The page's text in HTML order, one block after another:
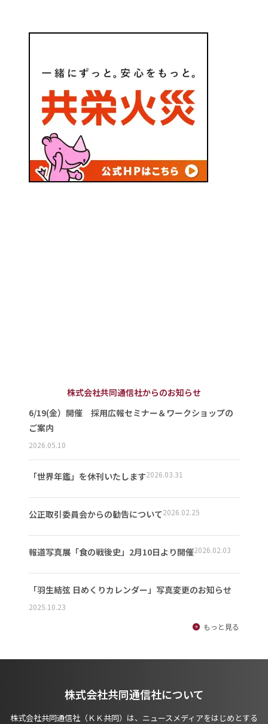
株式会社共同通信社からのお知らせ
6/19(金）開催 採用広報セミナー＆ワークショップの
ご案内
2026.05.10
「世界年鑑」を休刊いたします2026.03.31
公正取引委員会からの勧告について2026.02.25
報道写真展「食の戦後史」2月10日より開催2026.02.03
「羽生結弦 日めくりカレンダー」写真変更のお知らせ
2025.10.23
もっと見る
株式会社共同通信社について
株式会社共同通信社（ＫＫ共同）は、ニュースメディアをはじめとする